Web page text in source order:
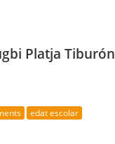
Platja Tiburón
edat escolar